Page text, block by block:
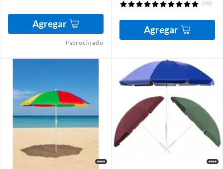
Agregar
Patrocinado
(190)
Agregar